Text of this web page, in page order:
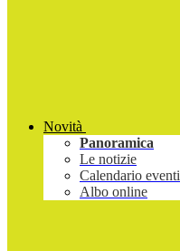
Novità
Panoramica
Le notizie
Calendario eventi
Albo online